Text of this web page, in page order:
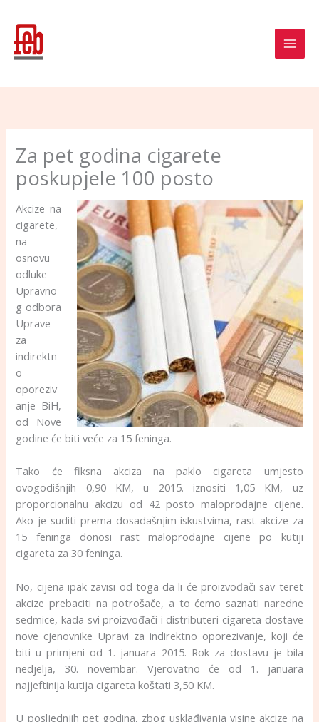
content
Za pet godina cigarete
poskupjele 100 posto
Akcize na
cigarete,
na
osnovu
odluke
Upravno
g odbora
Uprave
za
indirektn
o
oporeziv
anje BiH,
od Nove
godine će biti veće za 15 feninga.
Tako će fiksna akciza na paklo cigareta umjesto
ovogodišnjih 0,90 KM, u 2015. iznositi 1,05 KM, uz
proporcionalnu akcizu od 42 posto maloprodajne cijene.
Ako je suditi prema dosadašnjim iskustvima, rast akcize za
15 feninga donosi rast maloprodajne cijene po kutiji
cigareta za 30 feninga.
No, cijena ipak zavisi od toga da li će proizvođači sav teret
akcize prebaciti na potrošače, a to ćemo saznati naredne
sedmice, kada svi proizvođači i distributeri cigareta dostave
nove cjenovnike Upravi za indirektno oporezivanje, koji će
biti u primjeni od 1. januara 2015. Rok za dostavu je bila
nedjelja, 30. novembar. Vjerovatno će od 1. januara
najjeftinija kutija cigareta koštati 3,50 KM.
U posljednjih pet godina, zbog usklađivanja visine akcize na